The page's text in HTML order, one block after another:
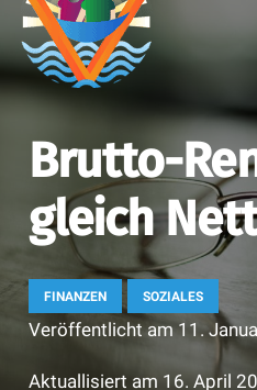
Brutto-
gleich
FINANZEN SOZIALES
Veröffentlicht am 11.
Aktuallisiert am 16. April